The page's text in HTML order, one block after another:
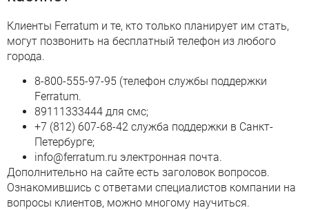
Клиенты Ferratum и те, кто только планирует им стать,
могут позвонить на бесплатный телефон из любого
города.
8-800-555-97-95 (телефон службы поддержки
Ferratum.
89111333444 для смс;
+7 (812) 607-68-42 служба поддержки в Санкт-
Петербурге;
info@ferratum.ru электронная почта.
Дополнительно на сайте есть заголовок вопросов.
Ознакомившись с ответами специалистов компании на
вопросы клиентов, можно многому научиться.